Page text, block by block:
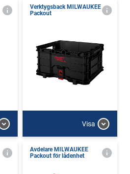
Verktygsback MILWAUKEE
Packout
Visa
Avdelare MILWAUKEE
Packout för lådenhet